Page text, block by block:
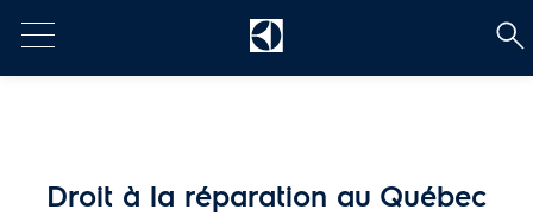
Droit à la réparation au Québec